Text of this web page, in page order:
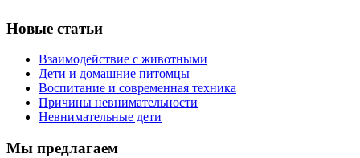
Новые статьи
Взаимодействие с животными
Дети и домашние питомцы
Воспитание и современная техника
Причины невнимательности
Невнимательные дети
Мы предлагаем